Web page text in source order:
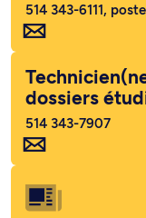
514 343-6111,
dossiers
514 343-7907